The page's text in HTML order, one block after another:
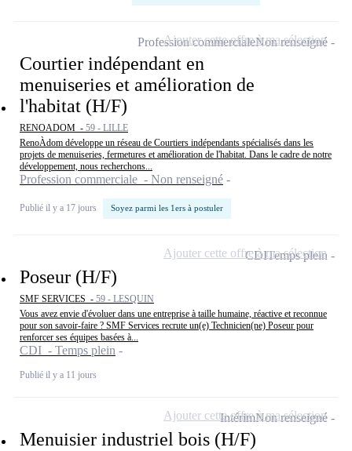
Courtier indépendant en
menuiseries et amélioration de
l'habitat (H/F)
RENOADOM - 59 - LILLE
RenoÀdom développe un réseau de Courtiers indépendants spécialisés dans les
projets de menuiseries, fermetures et amélioration de l'habitat. Dans le cadre de notre
développement, nous recherchons...
Profession commerciale - Non renseigné
Publié il y a 17 jours Soyez parmi les 1ers à postuler
Profession commercialeNon renseigné
Ajouter cette offre à ma sélection
Poseur (H/F)
SMF SERVICES - 59 - LESQUIN
Vous avez envie d'évoluer dans une entreprise à taille humaine, réactive et reconnue
pour son savoir-faire ? SMF Services recrute un(e) Technicien(ne) Poseur pour
renforcer ses équipes basées à...
CDI - Temps plein
Publié il y a 11 jours
CDITemps plein
Ajouter cette offre à ma sélection
Menuisier industriel bois (H/F)
IntérimNon renseigné
Ajouter cette offre à ma sélection